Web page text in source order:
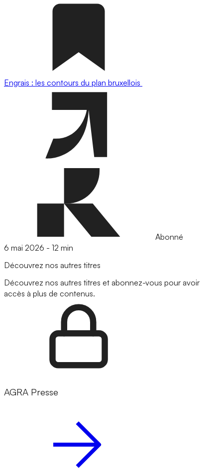
Engrais : les contours du plan bruxellois
Abonné
6 mai 2026 - 12 min
Découvrez nos autres titres
Découvrez nos autres titres et abonnez-vous pour avoir
accès à plus de contenus.
AGRA Presse